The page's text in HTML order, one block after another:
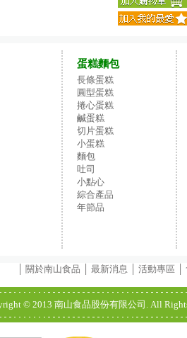
蛋糕麵包
長條蛋糕
圓型蛋糕
捲心蛋糕
鹹蛋糕
切片蛋糕
小蛋糕
麵包
吐司
小點心
綜合產品
年節品
關於南山食品 最新消息 活動專區
© 2013 南山食品股份有限公司. All